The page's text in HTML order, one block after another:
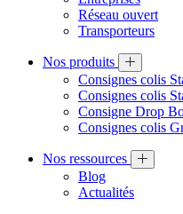
Réseau ouvert
Transporteurs
Nos produits
Consignes colis
Consignes colis
Consigne Drop
Consignes colis
Nos ressources
Blog
Actualités